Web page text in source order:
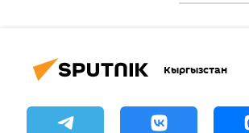
Кыргызстан